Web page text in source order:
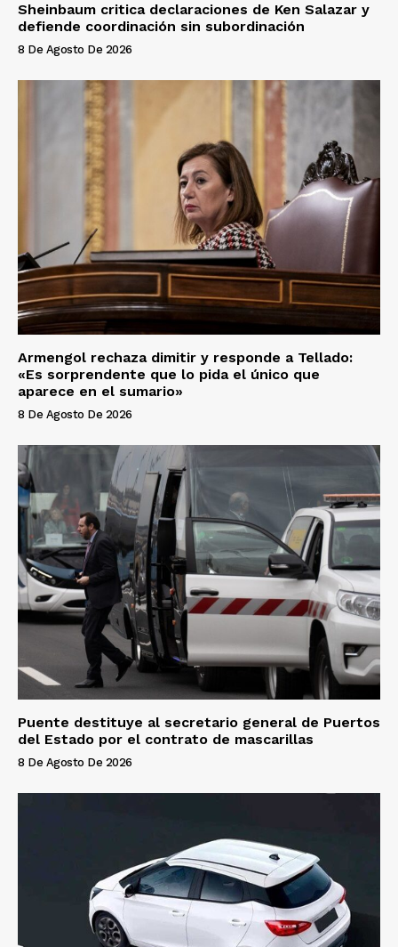
Sheinbaum critica declaraciones de Ken Salazar y
defiende coordinación sin subordinación
8 De Agosto De 2026
Armengol rechaza dimitir y responde a Tellado:
«Es sorprendente que lo pida el único que
aparece en el sumario»
8 De Agosto De 2026
Puente destituye al secretario general de Puertos
del Estado por el contrato de mascarillas
8 De Agosto De 2026